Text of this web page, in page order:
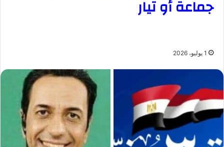
جماعة أو تيار
1 يوليو، 2026